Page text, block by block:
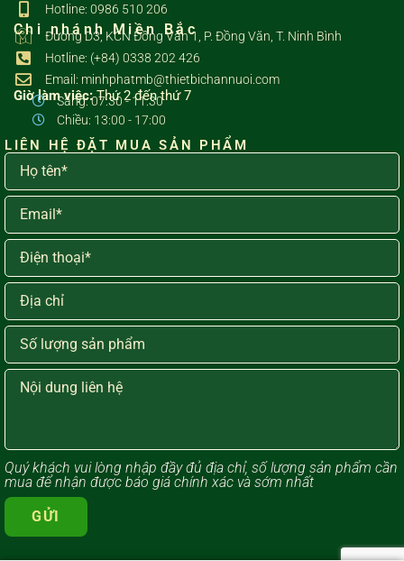
Hotline: 0986 510 206
Chi nhánh Miền Bắc
Đường D3, KCN Đồng Văn 1, P. Đồng Văn, T. Ninh Bình
Hotline: (+84) 0338 202 426
Email: minhphatmb@thietbichannuoi.com
Giờ làm việc:Thứ 2 đến thứ 7
Sáng: 07:30 - 11:30
Chiều: 13:00 - 17:00
LIÊN HỆ ĐẶT MUA SẢN PHẨM
Quý khách vui lòng ​nhập đầy đủ địa chỉ, số lượng sản phẩm cần
mua để nhận được báo giá chính xác và sớm nhất